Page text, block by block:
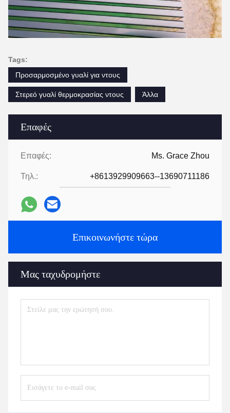
Επαφές
Επαφές: Ms. Grace Zhou
Τηλ.: +8613929909663--13690711186
Επικοινωνήστε τώρα
Μας ταχυδρομήστε
Tags:
Προσαρμοσμένο γυαλί για ντους
Στερεό γυαλί θερμοκρασίας ντους Άλλα